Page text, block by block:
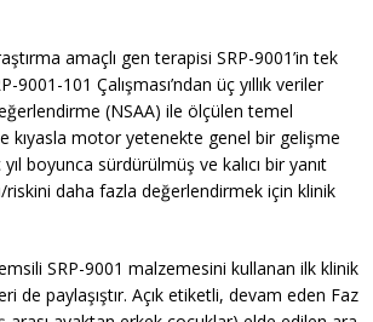
amaçlı gen terapisi SRP-9001’in tek
101 Çalışması’ndan üç yıllık veriler
(NSAA) ile ölçülen temel
kıyasla motor yetenekte genel bir gelişme
boyunca sürdürülmüş ve kalıcı bir yanıt
riskini daha fazla değerlendirmek için klinik
SRP-9001 malzemesini kullanan ilk klinik
de paylaşıştır. Açık etiketli, devam eden Faz